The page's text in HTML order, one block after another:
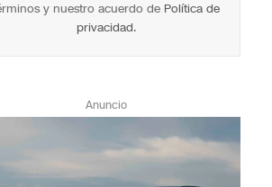
y nuestro acuerdo de Política de
privacidad.
Anuncio